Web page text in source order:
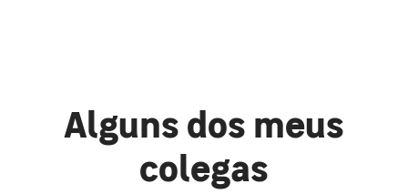
Alguns dos meus
colegas